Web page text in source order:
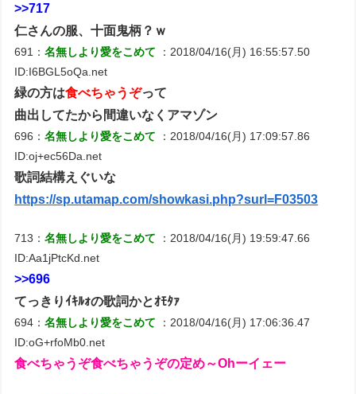
>>717
仁さんの服、十面鬼柄？ｗ
691：名無しより愛をこめて
：2018/04/16(月) 16:55:57.50
ID:I6BGL5oQa.net
緑の方は食べちゃうぞって
曲出してたから間違いなくアマゾン
696：名無しより愛をこめて
：2018/04/16(月) 17:09:57.86
ID:oj+ec56Da.net
歌詞結構えぐいな
https://sp.utamap.com/showkasi.php?surl=F03503
713：名無しより愛をこめて
：2018/04/16(月) 19:59:47.66
ID:Aa1jPtcKd.net
>>696
てっきりｲｷﾙｫの歌詞かとｵﾓﾀｧ
694：名無しより愛をこめて
：2018/04/16(月) 17:06:36.47
ID:oG+rfoMb0.net
食べちゃうぞ食べちゃうぞの定め～Ohーイェー